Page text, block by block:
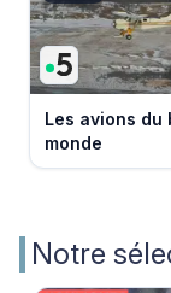
Les avions du
monde
Notre